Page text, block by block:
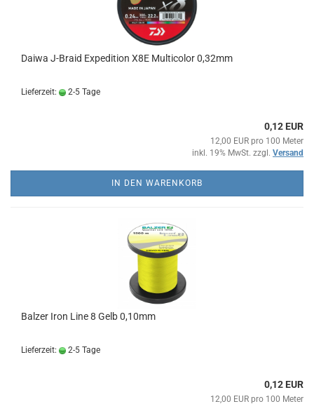
Daiwa J-Braid Expedition X8E Multicolor 0,32mm
Lieferzeit: 2-5 Tage
0,12 EUR
12,00 EUR pro 100 Meter
inkl. 19% MwSt. zzgl. Versand
IN DEN WARENKORB
Balzer Iron Line 8 Gelb 0,10mm
Lieferzeit: 2-5 Tage
0,12 EUR
12,00 EUR pro 100 Meter